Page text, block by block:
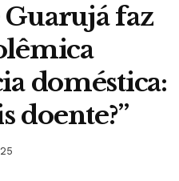
faz
doméstica:
doente?”